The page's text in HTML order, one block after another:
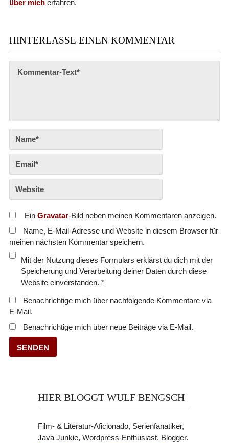
über micherfahren.
HINTERLASSE EINEN KOMMENTAR
Ein Gravatar-Bild neben meinen Kommentaren anzeigen.
Name, E-Mail-Adresse und Website in diesem Browser für
meinen nächsten Kommentar speichern.
Mit der Nutzung dieses Formulars erklärst du dich mit der
Speicherung und Verarbeitung deiner Daten durch diese
Website einverstanden. *
Benachrichtige mich über nachfolgende Kommentare via
E-Mail.
Benachrichtige mich über neue Beiträge via E-Mail.
HIER BLOGGT WULF BENGSCH
Film- & Literatur-Aficionado, Serienfanatiker,
Java Junkie, Wordpress-Enthusiast, Blogger.